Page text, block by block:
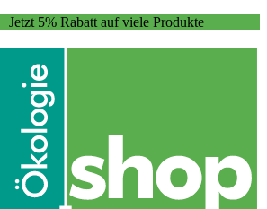
| Jetzt 5% Rabatt auf viele Produkte